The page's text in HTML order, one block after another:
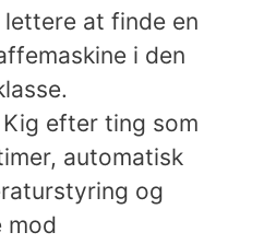
at finde en
i den
efter ting som
automatisk
og
mod